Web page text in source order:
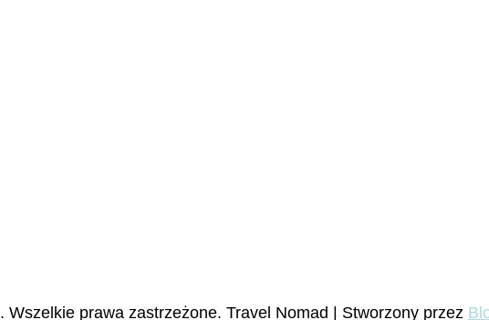
. Wszelkie prawa zastrzeżone. Travel Nomad | Stworzony przez